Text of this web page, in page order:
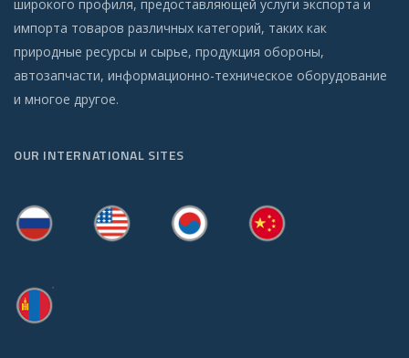
широкого профиля, предоставляющей услуги экспорта и
импорта товаров различных категорий, таких как
природные ресурсы и сырье, продукция обороны,
автозапчасти, информационно-техническое оборудование
и многое другое.
OUR INTERNATIONAL SITES